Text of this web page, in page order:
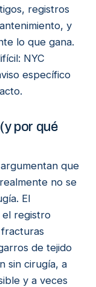
registros
y
lo que gana.
NYC
específico
por qué
que
no se
El
el registro
de tejido
sin cirugía, a
y a veces